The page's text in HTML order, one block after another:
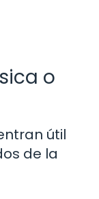
o
útil
de la